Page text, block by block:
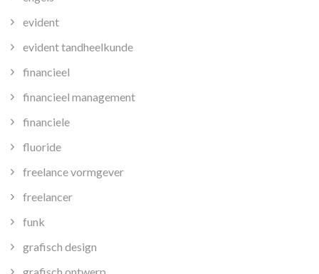
evident
evident tandheelkunde
financieel
financieel management
financiele
fluoride
freelance vormgever
freelancer
funk
grafisch design
grafisch ontwerp